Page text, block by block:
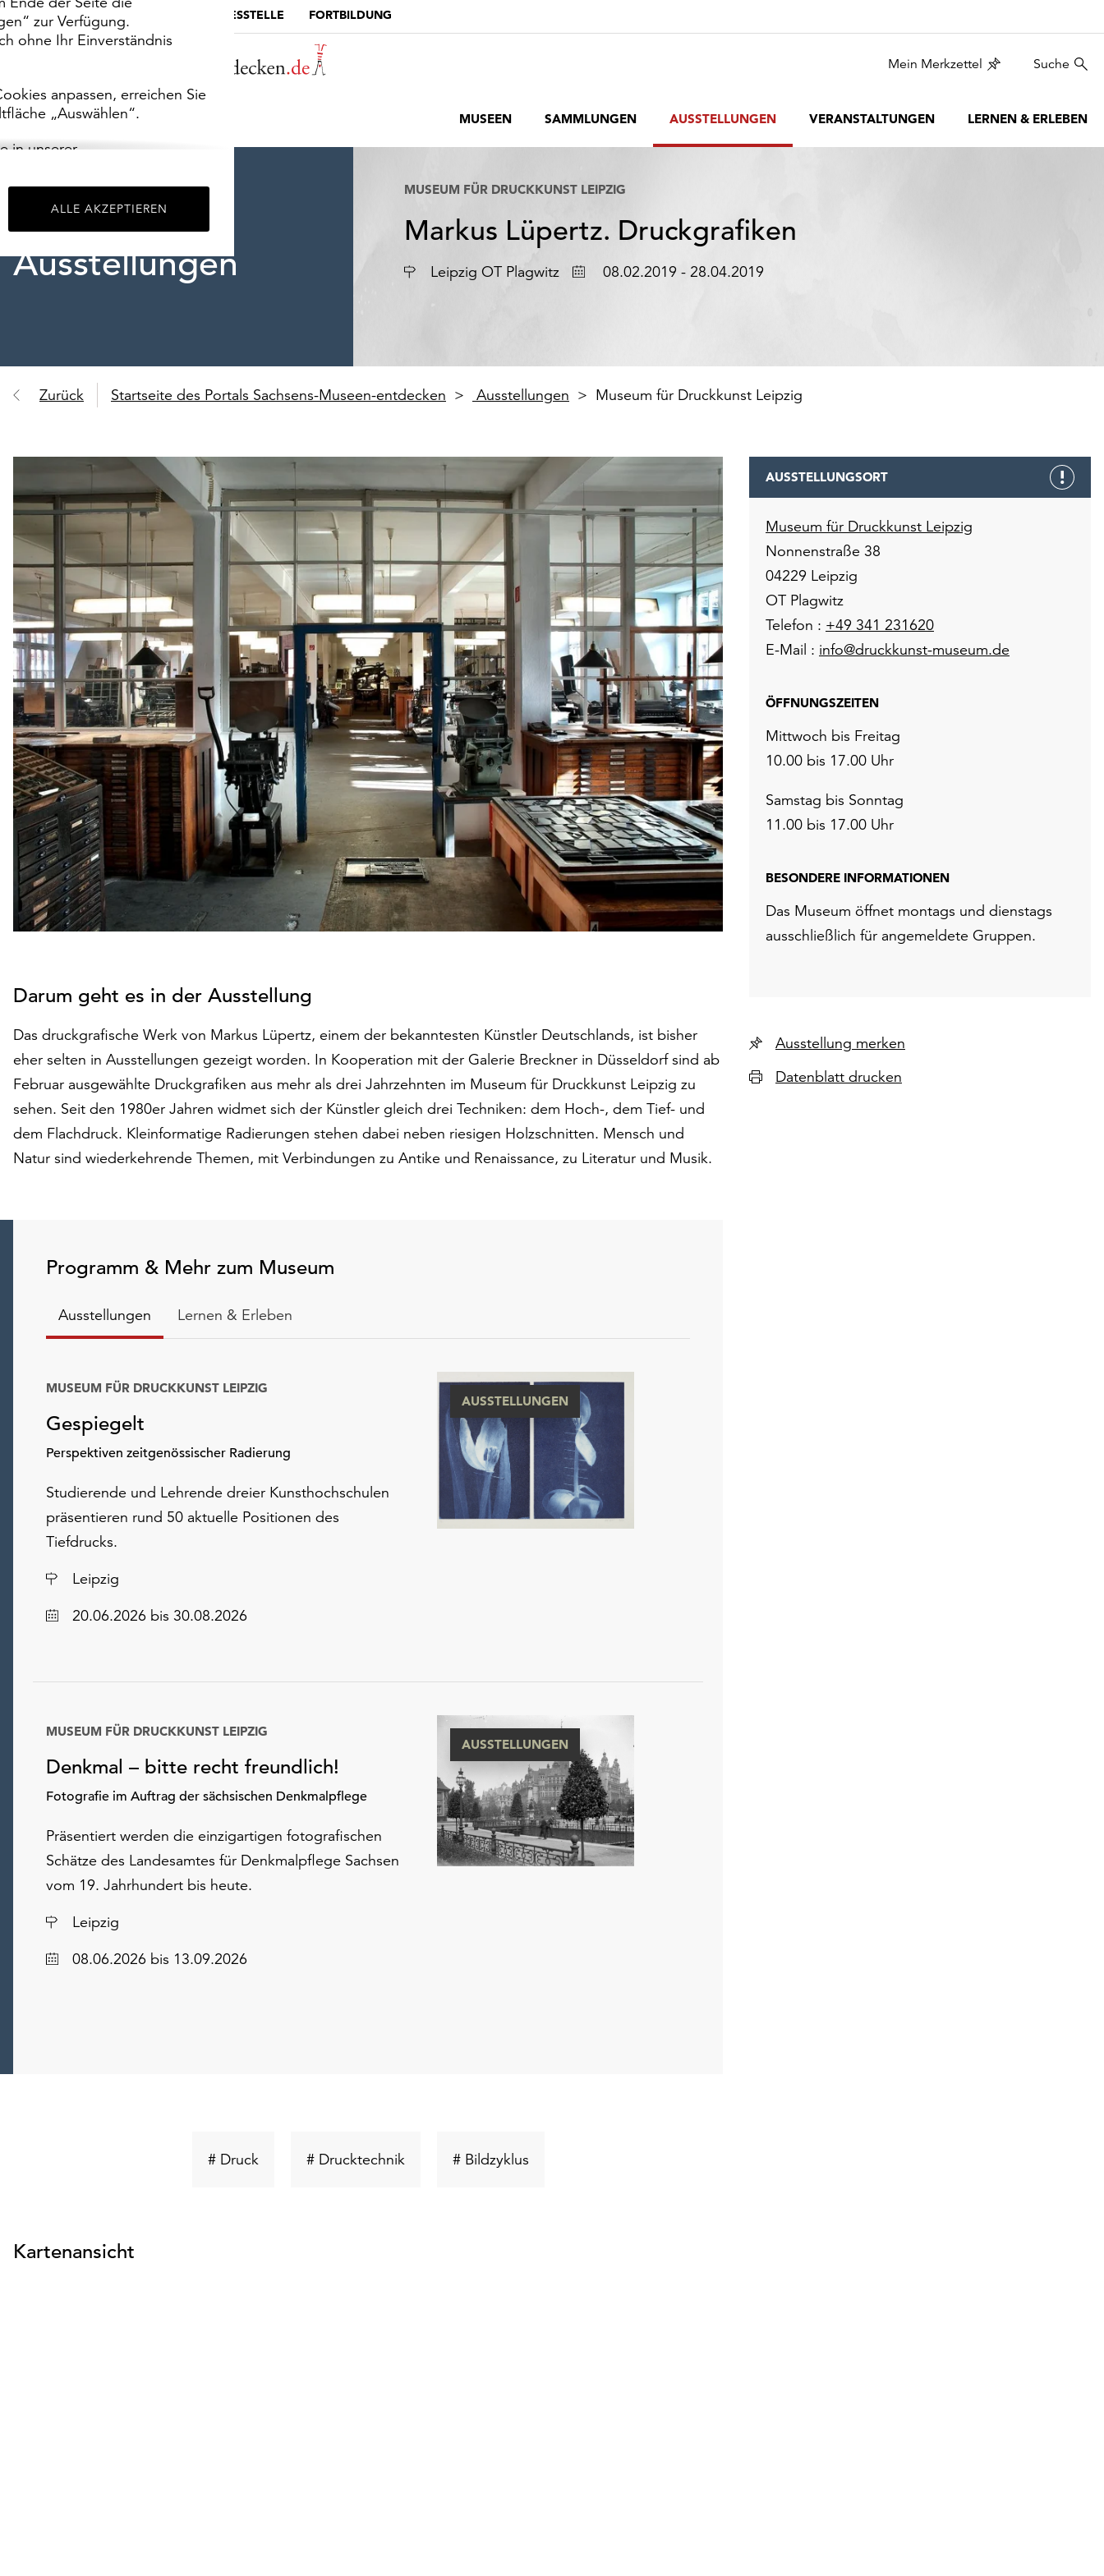
zur Verfügung.
ohne Ihr Einverständnis
anpassen, erreichen Sie
„Auswählen“.
in unserer
ALLE AKZEPTIEREN
MUSEUMSPORTAL DIE LANDESSTELLE FORTBILDUNG
Mein Merkzettel Suche
MUSEEN SAMMLUNGEN AUSSTELLUNGEN VERANSTALTUNGEN LERNEN & ERLEBEN
Ausstellungen
MUSEUM FÜR DRUCKKUNST LEIPZIG
Markus Lüpertz. Druckgrafiken
Ort Leipzig OT Plagwitz Datum08.02.2019 - 28.04.2019
Zurück Startseite des Portals Sachsens-Museen-entdecken Ausstellungen Museum für Druckkunst Leipzig
Darum geht es in der Ausstellung
Das druckgrafische Werk von Markus Lüpertz, einem der bekanntesten Künstler Deutschlands, ist bisher
eher selten in Ausstellungen gezeigt worden. In Kooperation mit der Galerie Breckner in Düsseldorf sind ab
Februar ausgewählte Druckgrafiken aus mehr als drei Jahrzehnten im Museum für Druckkunst Leipzig zu
sehen. Seit den 1980er Jahren widmet sich der Künstler gleich drei Techniken: dem Hoch-, dem Tief- und
dem Flachdruck. Kleinformatige Radierungen stehen dabei neben riesigen Holzschnitten. Mensch und
Natur sind wiederkehrende Themen, mit Verbindungen zu Antike und Renaissance, zu Literatur und Musik.
Programm & Mehr zum Museum
Ausstellungen Lernen & Erleben
Gespiegelt
Perspektiven zeitgenössischer Radierung
MUSEUM FÜR DRUCKKUNST LEIPZIG
Studierende und Lehrende dreier Kunsthochschulen
präsentieren rund 50 aktuelle Positionen des
Tiefdrucks.
Ort
Leipzig
Datum20.06.2026 bis 30.08.2026
AUSSTELLUNGEN
Denkmal – bitte recht freundlich!
Fotografie im Auftrag der sächsischen Denkmalpflege
MUSEUM FÜR DRUCKKUNST LEIPZIG
Präsentiert werden die einzigartigen fotografischen
Schätze des Landesamtes für Denkmalpflege Sachsen
vom 19. Jahrhundert bis heute.
Ort
Leipzig
Datum08.06.2026 bis 13.09.2026
AUSSTELLUNGEN
# DruckSchlüsselwort# DrucktechnikSchlüsselwort
# BildzyklusSchlüsselwort
Kartenansicht
AUSSTELLUNGSORT
Museum für Druckkunst Leipzig
Nonnenstraße 38
04229 Leipzig
OT Plagwitz
Telefon : +49 341 231620
E-Mail : info@druckkunst-museum.de
ÖFFNUNGSZEITEN
Mittwoch bis Freitag
10.00 bis 17.00 Uhr
Samstag bis Sonntag
11.00 bis 17.00 Uhr
BESONDERE INFORMATIONEN
Das Museum öffnet montags und dienstags
ausschließlich für angemeldete Gruppen.
Ausstellung merken
Datenblatt drucken